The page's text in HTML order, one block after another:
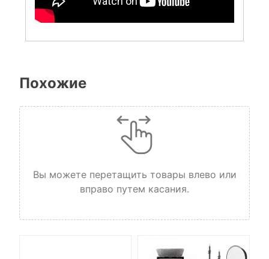
Похожие
Вы можете перетащить товары влево или
вправо путем касания.